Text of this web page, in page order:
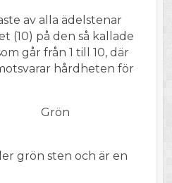
av alla ädelstenar
(10) på den så kallade
går från 1 till 10, där
hårdheten för
Grön
grön sten och är en